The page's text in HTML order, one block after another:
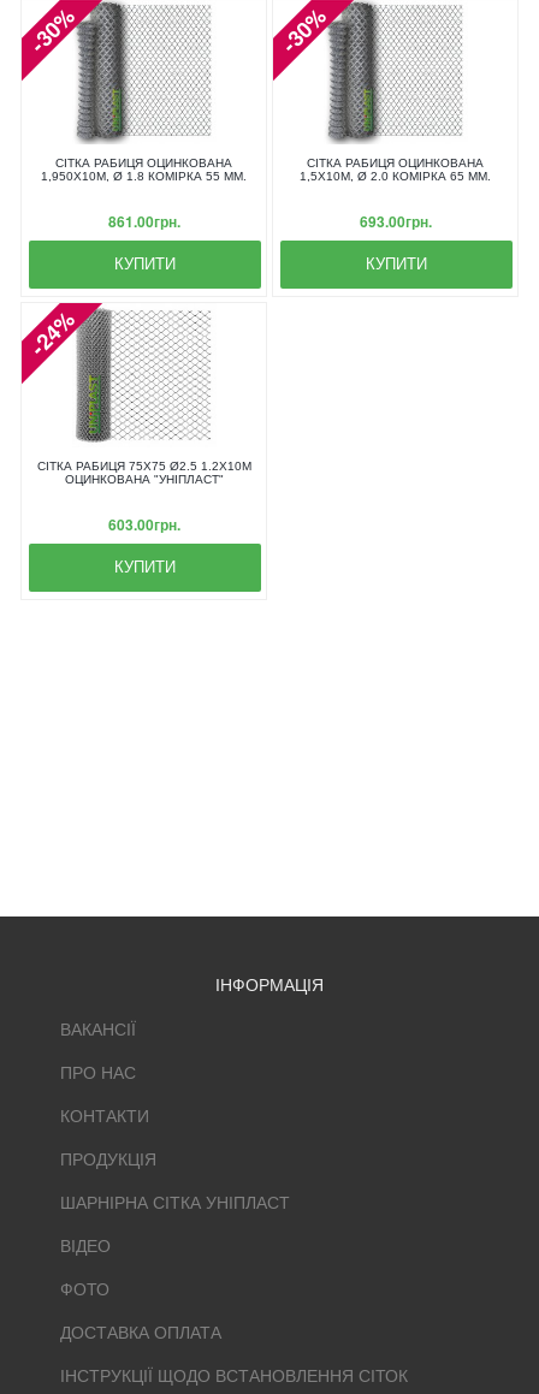
-30%
СІТКА РАБИЦЯ ОЦИНКОВАНА
1,950X10М, Ø 1.8 КОМІРКА 55 ММ.
861.00грн.
КУПИТИ
-30%
СІТКА РАБИЦЯ ОЦИНКОВАНА
1,5X10М, Ø 2.0 КОМІРКА 65 ММ.
693.00грн.
КУПИТИ
-24%
СІТКА РАБИЦЯ 75Х75 Ø2.5 1.2Х10М
ОЦИНКОВАНА "УНІПЛАСТ"
603.00грн.
КУПИТИ
ІНФОРМАЦІЯ
ВАКАНСІЇ
ПРО НАС
КОНТАКТИ
ПРОДУКЦІЯ
ШАРНІРНА СІТКА УНІПЛАСТ
ВІДЕО
ФОТО
ДОСТАВКА ОПЛАТА
ІНСТРУКЦІЇ ЩОДО ВСТАНОВЛЕННЯ СІТОК